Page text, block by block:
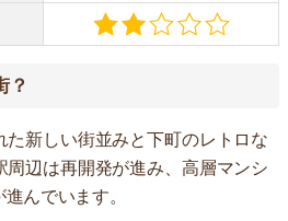
？
た新しい街並みと下町のレトロな
周辺は再開発が進み、高層マンシ
んでいます。